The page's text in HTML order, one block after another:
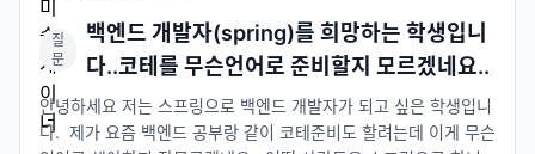
질
문
백엔드 개발자(spring)를 희망하는 학생입니
다..코테를 무슨언어로 준비할지 모르겠네요..
안녕하세요 저는 스프링으로 백엔드 개발자가 되고 싶은 학생입니
다. 제가 요즘 백엔드 공부랑 같이 코테준비도 할려는데 이게 무슨